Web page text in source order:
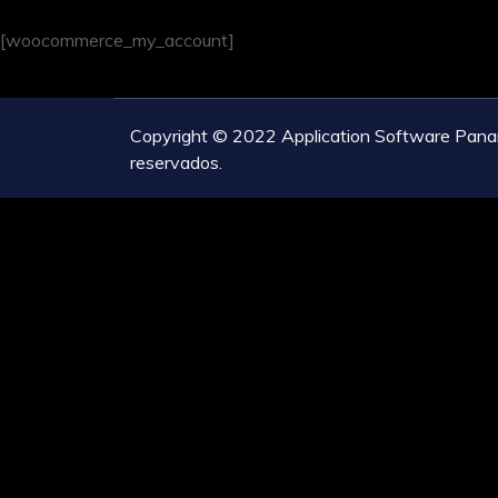
[woocommerce_my_account]
Copyright © 2022 Application Software
reservados.